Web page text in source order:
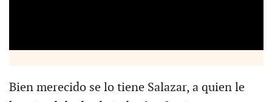
Bien merecido se lo tiene Salazar, a quien le